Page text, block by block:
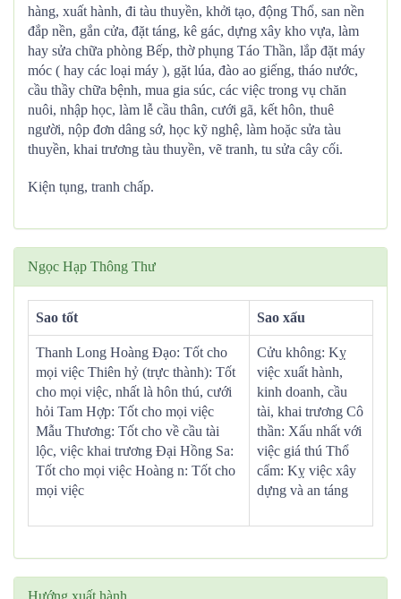
hàng, xuất hành, đi tàu thuyền, khởi tạo, động Thổ, san nền
đắp nền, gắn cửa, đặt táng, kê gác, dựng xây kho vựa, làm
hay sửa chữa phòng Bếp, thờ phụng Táo Thần, lắp đặt máy
móc ( hay các loại máy ), gặt lúa, đào ao giếng, tháo nước,
cầu thầy chữa bệnh, mua gia súc, các việc trong vụ chăn
nuôi, nhập học, làm lễ cầu thân, cưới gã, kết hôn, thuê
người, nộp đơn dâng sớ, học kỹ nghệ, làm hoặc sửa tàu
thuyền, khai trương tàu thuyền, vẽ tranh, tu sửa cây cối.
Kiện tụng, tranh chấp.
Ngọc Hạp Thông Thư
Sao tốt Sao xấu
Thanh Long Hoàng Đạo: Tốt cho
mọi việc Thiên hỷ (trực thành): Tốt
cho mọi việc, nhất là hôn thú, cưới
hỏi Tam Hợp: Tốt cho mọi việc
Mẫu Thương: Tốt cho về cầu tài
lộc, việc khai trương Đại Hồng Sa:
Tốt cho mọi việc Hoàng n: Tốt cho
mọi việc
Cửu không: Kỵ
việc xuất hành,
kinh doanh, cầu
tài, khai trương Cô
thần: Xấu nhất với
việc giá thú Thổ
cẩm: Kỵ việc xây
dựng và an táng
Hướng xuất hành